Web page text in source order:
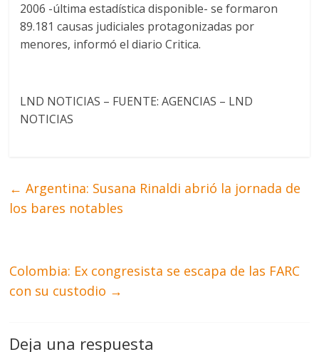
2006 -última estadística disponible- se formaron
89.181 causas judiciales protagonizadas por
menores, informó el diario Critica.
LND NOTICIAS – FUENTE: AGENCIAS – LND
NOTICIAS
← Argentina: Susana Rinaldi abrió la jornada de
los bares notables
Colombia: Ex congresista se escapa de las FARC
con su custodio →
Deja una respuesta